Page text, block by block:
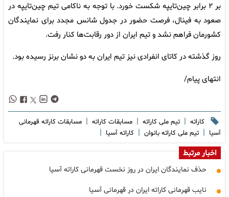
بر ۲ برابر چین‌تایپه شکست خورد. با توجه به ناکامی تیم چین‌تایپه در
صعود به فینال، فرصت حضور در جدول شانس مجدد برای نمایندگان
کشورمان فراهم نشد و تیم ایران از دور رقابت‌ها کنار رفت.
روز گذشته در کاتای انفرادی نیز تیم ایران به دو نشان برنز رسیده بود.
انتهای پیام/
کاراته | تیم ملی کاراته | مسابقات کاراته | مسابقات کاراته قهرمانی
آسیا | تیم ملی کاراته بانوان | کاراته آسیا |
اخبار مرتبط
حذف نمایندگان ایران در روز نخست قهرمانی کاراته آسیا
نایب قهرمانی کاراته ایران در قهرمانی آسیا